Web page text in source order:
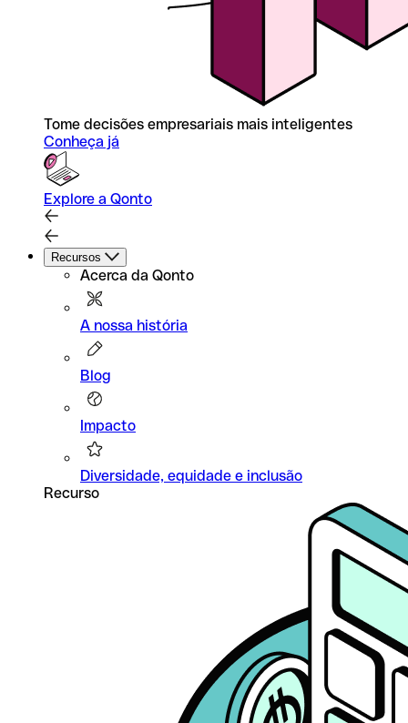
Tome decisões empresariais mais inteligentes
Conheça já
Explore a Qonto
Recursos
Acerca da Qonto
A nossa história
Blog
Impacto
Diversidade, equidade e inclusão
Recurso